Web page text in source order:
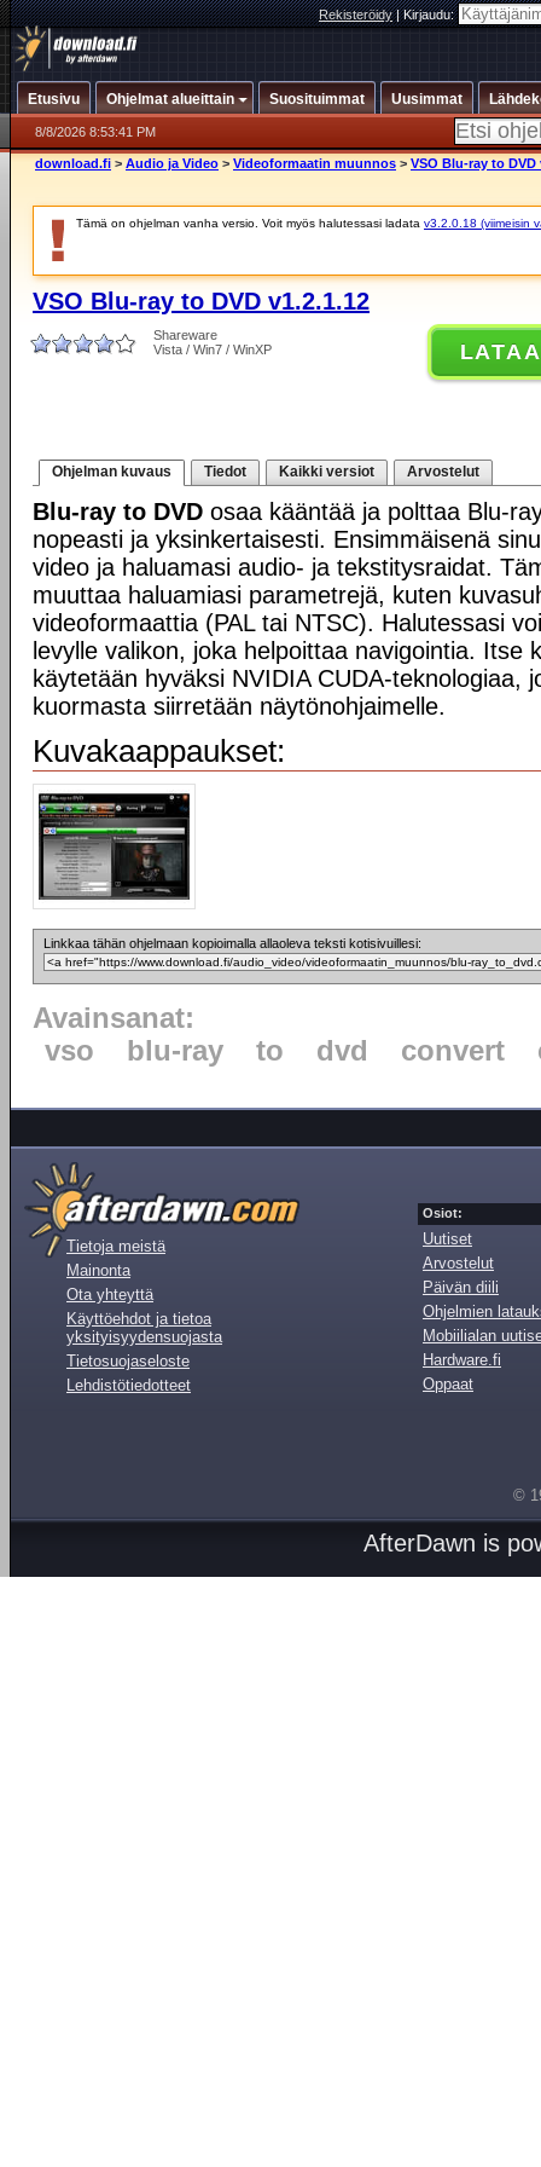
Rekisteröidy|Kirjaudu:
Etusivu Ohjelmat alueittain Suosituimmat Uusimmat
8/8/2026 8:53:41 PM
download.fi > Audio ja Video > Videoformaatin muunnos > VSO Blu-ray to DVD
Tämä on ohjelman vanha versio. Voit myös halutessasi ladata v3.2.0.18 (viimeisin
VSO Blu-ray to DVD v1.2.1.12
Shareware
Vista / Win7 / WinXP
LATAA
Ohjelman kuvaus Tiedot Kaikki versiot Arvostelut
Blu-ray to DVD osaa kääntää ja polttaa Blu-
nopeasti ja yksinkertaisesti. Ensimmäisenä
video ja haluamasi audio- ja tekstitysraidat.
muuttaa haluamiasi parametrejä, kuten
videoformaattia (PAL tai NTSC). Halutessasi
levylle valikon, joka helpoittaa navigointia. Itse
käytetään hyväksi NVIDIA CUDA-teknologiaa,
kuormasta siirretään näytönohjaimelle.
Kuvakaappaukset:
Linkkaa tähän ohjelmaan kopioimalla allaoleva teksti kotisivuillesi:
Avainsanat:
vso
blu-ray to dvd convert
Tietoja meistä
Mainonta
Ota yhteyttä
Käyttöehdot ja tietoa
yksityisyydensuojasta
Tietosuojaseloste
Lehdistötiedotteet
Osiot:
Uutiset
Arvostelut
Päivän diili
Ohjelmien
Mobiilialan
Hardware.fi
Oppaat
©
AfterDawn is